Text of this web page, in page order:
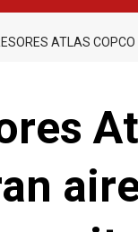
ATLAS